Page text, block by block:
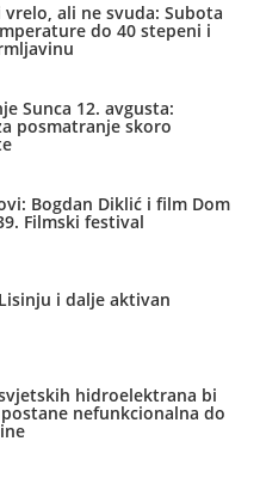
vrelo, ali ne svuda: Subota
do 40 stepeni i
Sunca 12. avgusta:
posmatranje skoro
Bogdan Diklić i film Dom
Filmski festival
i dalje aktivan
hidroelektrana bi
nefunkcionalna do